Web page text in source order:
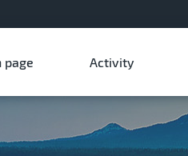
Activity